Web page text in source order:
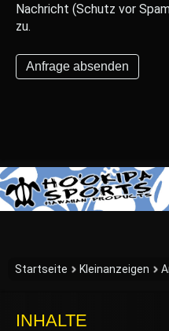
Nachricht (Schutz vor
zu.
Startseite Kleinanzeigen
INHALTE